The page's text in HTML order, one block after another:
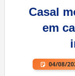
Casal
em
04/08/